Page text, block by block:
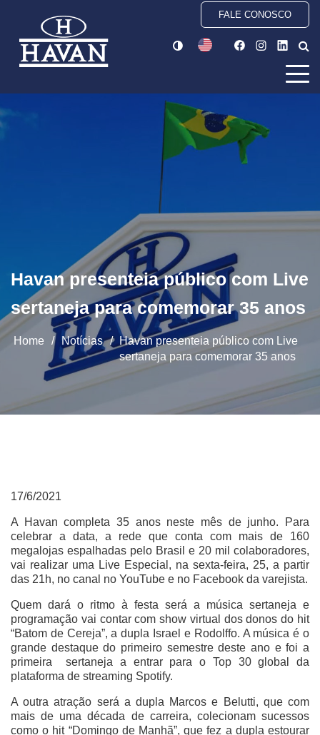
FALE CONOSCO
Havan presenteia público com Live
sertaneja para comemorar 35 anos
Home / Notícias /
Havan presenteia público com Live
sertaneja para comemorar 35 anos
17/6/2021
A Havan completa 35 anos neste mês de junho. Para
celebrar a data, a rede que conta com mais de 160
megalojas espalhadas pelo Brasil e 20 mil colaboradores,
vai realizar uma Live Especial, na sexta-feira, 25, a partir
das 21h, no canal no YouTube e no Facebook da varejista.
Quem dará o ritmo à festa será a música sertaneja e
programação vai contar com show virtual dos donos do hit
“Batom de Cereja”, a dupla Israel e Rodolffo. A música é o
grande destaque do primeiro semestre deste ano e foi a
primeira sertaneja a entrar para o Top 30 global da
plataforma de streaming Spotify.
A outra atração será a dupla Marcos e Belutti, que com
mais de uma década de carreira, colecionam sucessos
como o hit “Domingo de Manhã”, que fez a dupla estourar